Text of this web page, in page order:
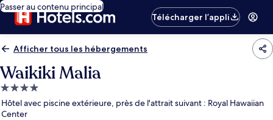
Passer au contenu principal
Télécharger l’appli
Afficher tous les hébergements
Waikiki Malia
Hébergement
4.0 étoiles
Hôtel avec piscine extérieure, près de l'attrait suivant : Royal Hawaiian
Center